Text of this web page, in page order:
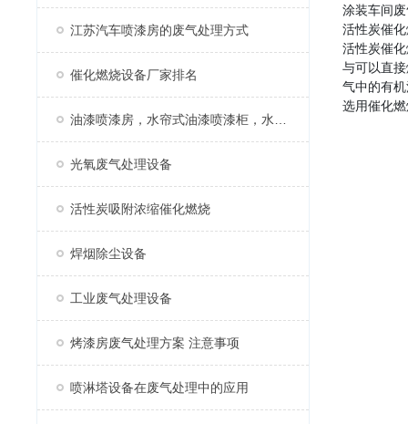
江苏汽车喷漆房的废气处理方式
催化燃烧设备厂家排名
光氧废气处理设备
活性炭吸附浓缩催化燃烧
焊烟除尘设备
工业废气处理设备
烤漆房废气处理方案 注意事项
喷淋塔设备在废气处理中的应用
涂装车间
活性炭催
活性炭催
与可以直
气中的有
选用催化